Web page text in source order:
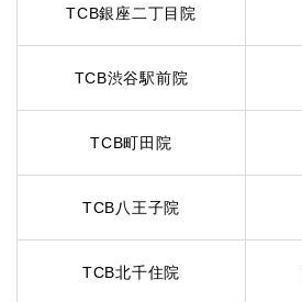
TCB銀座二丁目院
TCB渋谷駅前院
TCB町田院
TCB八王子院
TCB北千住院